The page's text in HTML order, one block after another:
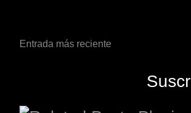
Entrada más reciente